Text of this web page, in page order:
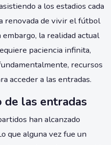
a los estadios cada
renovada de vivir el fútbol
la realidad actual
paciencia infinita,
recursos
acceder a las entradas.
las entradas
han alcanzado
que alguna vez fue un